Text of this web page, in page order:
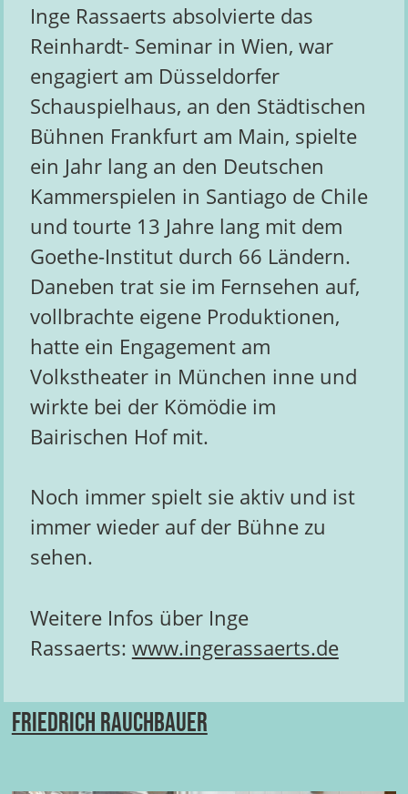
Inge Rassaerts absolvierte das
Reinhardt- Seminar in Wien, war
engagiert am Düsseldorfer
Schauspielhaus, an den Städtischen
Bühnen Frankfurt am Main, spielte
ein Jahr lang an den Deutschen
Kammerspielen in Santiago de Chile
und tourte 13 Jahre lang mit dem
Goethe-Institut durch 66 Ländern.
Daneben trat sie im Fernsehen auf,
vollbrachte eigene Produktionen,
hatte ein Engagement am
Volkstheater in München inne und
wirkte bei der Kömödie im
Bairischen Hof mit.
Noch immer spielt sie aktiv und ist
immer wieder auf der Bühne zu
sehen.
Weitere Infos über Inge
Rassaerts: www.ingerassaerts.de
Friedrich Rauchbauer